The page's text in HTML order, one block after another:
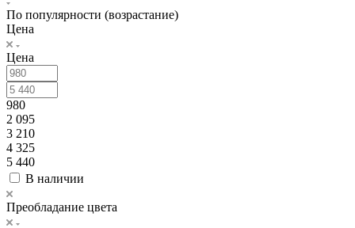
По популярности (возрастание)
Цена
Цена
980
2 095
3 210
4 325
5 440
В наличии
Преобладание цвета